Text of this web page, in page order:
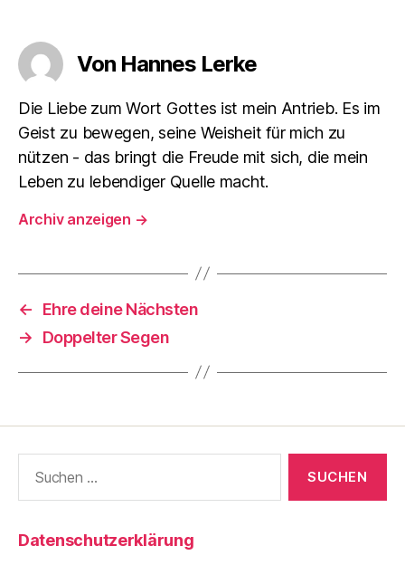
Von Hannes Lerke
Die Liebe zum Wort Gottes ist mein Antrieb. Es im
Geist zu bewegen, seine Weisheit für mich zu
nützen - das bringt die Freude mit sich, die mein
Leben zu lebendiger Quelle macht.
Archiv anzeigen →
←
Ehre deine Nächsten
→
Doppelter Segen
nach:
Datenschutzerklärung